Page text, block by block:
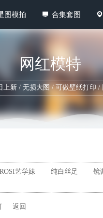
图模拍 合集套图
网红模特
上新 / 无损大图 / 可做壁纸打印 /
ROSI艺学妹 纯白丝足 镜
返回